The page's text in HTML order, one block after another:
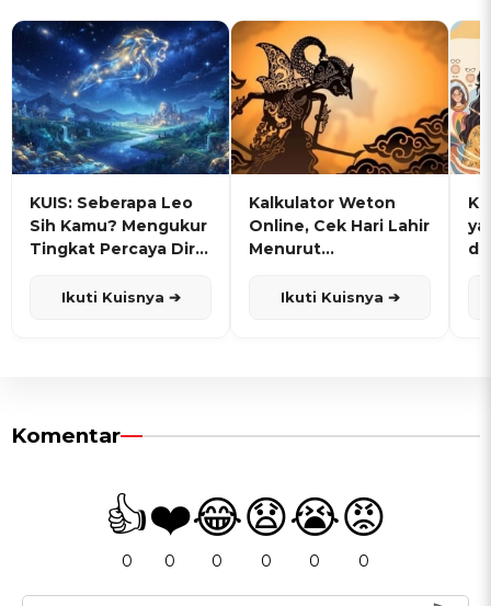
KUIS: Seberapa Leo
Sih Kamu? Mengukur
Tingkat Percaya Diri
Ikuti Kuisnya ➔
Kalkulator Weton
Online, Cek Hari Lahir
Menurut
Ikuti Kuisnya ➔
Komentar
👍
0
❤️
0
😂
0
😧
0
😭
0
😡
0